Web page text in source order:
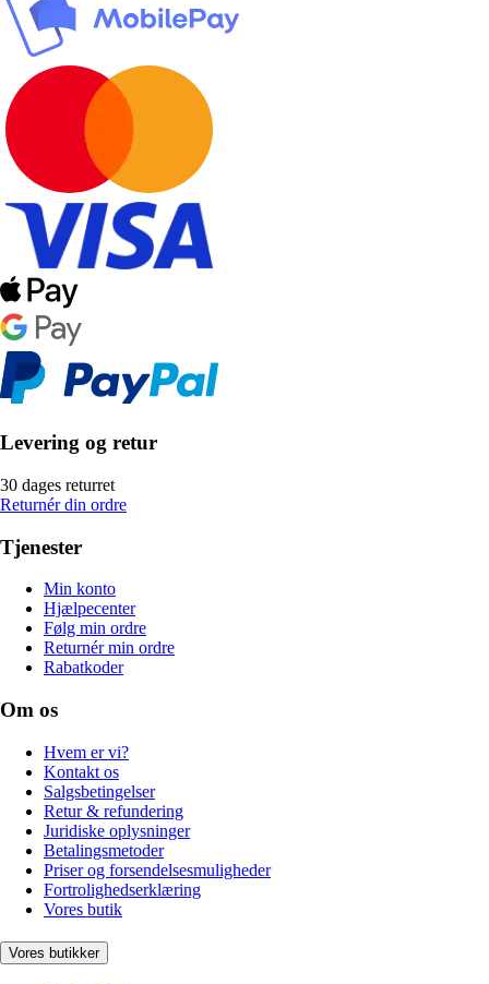
Levering og retur
30 dages returret
Returnér din ordre
Tjenester
Min konto
Hjælpecenter
Følg min ordre
Returnér min ordre
Rabatkoder
Om os
Hvem er vi?
Kontakt os
Salgsbetingelser
Retur & refundering
Juridiske oplysninger
Betalingsmetoder
Priser og forsendelsesmuligheder
Fortrolighedserklæring
Vores butik
Vores butikker